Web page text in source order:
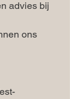
advies bij
ons